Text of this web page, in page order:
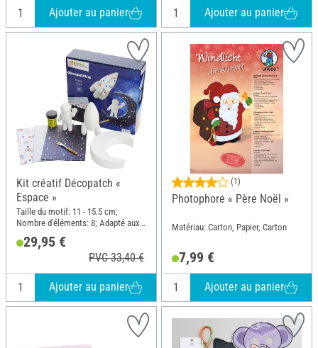
Ajouter au panier Ajouter au panier
Kit créatif Décopatch «
Espace »
Taille du motif: 11 - 15.5 cm;
Nombre d'éléments: 8; Adapté aux
26.5 cm; Matériau: Papier mâché,
29,95 €
PVC 33,40 €
Ajouter au panier
(1)
Photophore « Père Noël »
Matériau: Carton, Papier, Carton
7,99 €
Ajouter au panier